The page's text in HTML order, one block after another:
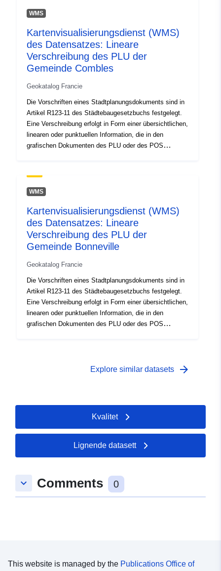
Type:
Ressurs:
http://inspire.ec.europa.eu/
codelist/SpatialDataServiceType/
des Gebiets.
WMS
Kartenvisualisierungsdienst (WMS)
des Datensatzes: Lineare
Verschreibung des PLU der
Gemeinde Combles
Geokatalog Francie
Die Vorschriften eines Stadtplanungsdokuments sind in
Artikel R123-11 des Städtebaugesetzbuchs festgelegt.
Eine Verschreibung erfolgt in Form einer übersichtlichen,
linearen oder punktuellen Information, die in den
grafischen Dokumenten des PLU oder des POS
Regel zu einer zusätzlichen Belastung für die Regelung
des Gebiets.
WMS
Kartenvisualisierungsdienst (WMS)
des Datensatzes: Lineare
Verschreibung des PLU der
Gemeinde Bonneville
Geokatalog Francie
Die Vorschriften eines Stadtplanungsdokuments sind in
Artikel R123-11 des Städtebaugesetzbuchs festgelegt.
Eine Verschreibung erfolgt in Form einer übersichtlichen,
linearen oder punktuellen Information, die in den
grafischen Dokumenten des PLU oder des POS
Explore similar datasets arrow_forward
Kvalitet
Lignende datasett
keyboard_arrow_down Comments 0
This website is managed by the Publications Office of